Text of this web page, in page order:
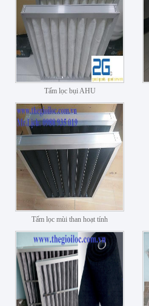
Tấm lọc bụi AHU
Tấm lọc mùi than hoạt tính